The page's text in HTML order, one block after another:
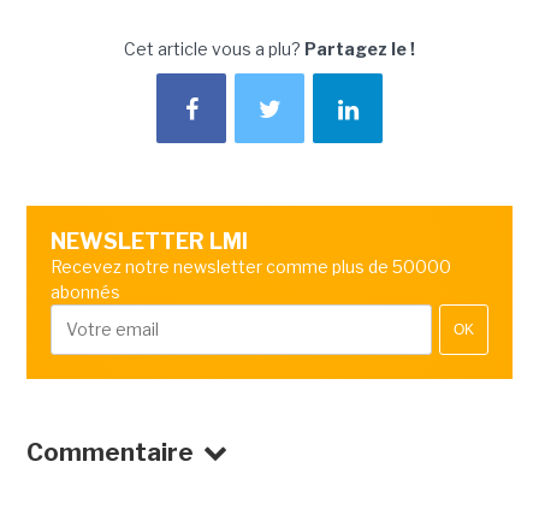
Cet article vous a plu? Partagez le !
NEWSLETTER LMI
Recevez notre newsletter comme plus de 50000
abonnés
OK
Commentaire